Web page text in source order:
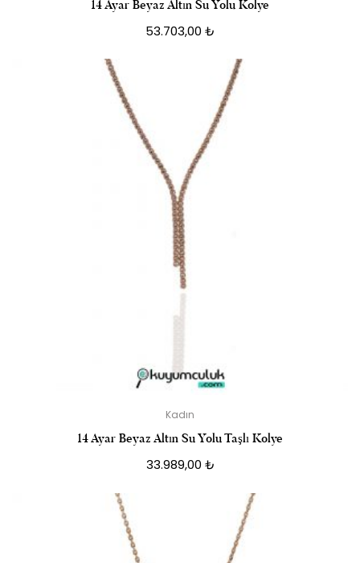
14 Ayar Beyaz Altın Su Yolu Kolye
53.703,00 ₺
Kadın
14 Ayar Beyaz Altın Su Yolu Taşlı Kolye
33.989,00 ₺